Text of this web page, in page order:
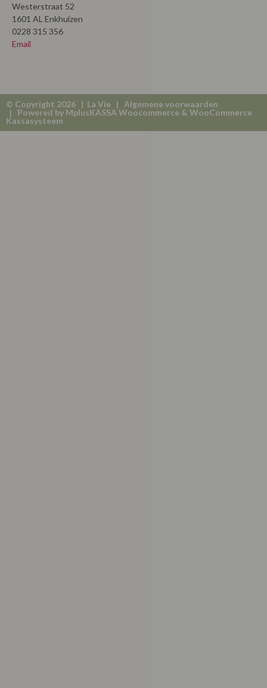
Westerstraat 52
1601 AL Enkhuizen
0228 315 356
Email
© Copyright 2026 | La Vie | Algemene voorwaarden
| Powered by MplusKASSA Woocommerce & WooCommerce
Kassasysteem